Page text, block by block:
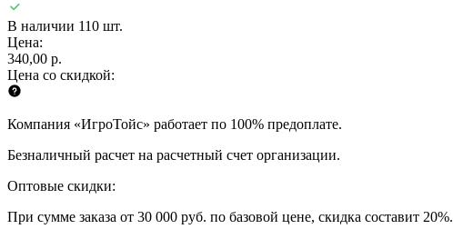
В наличии 110 шт.
Цена:
340,00 р.
Цена со скидкой:
Компания «ИгроТойс» работает по 100% предоплате.
Безналичный расчет на расчетный счет организации.
Оптовые скидки:
При сумме заказа от 30 000 руб. по базовой цене, скидка составит 20%.